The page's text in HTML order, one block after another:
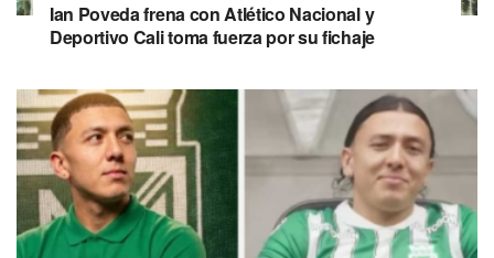
Ian Poveda frena con Atlético Nacional y
Deportivo Cali toma fuerza por su fichaje